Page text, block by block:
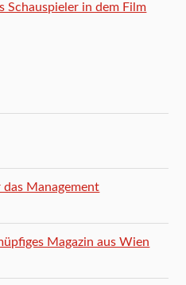
Schauspieler in dem Film
Management
Magazin aus Wien